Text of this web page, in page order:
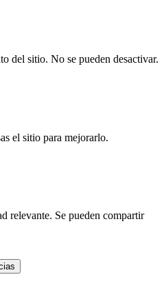
del sitio. No se pueden desactivar.
el sitio para mejorarlo.
relevante. Se pueden compartir